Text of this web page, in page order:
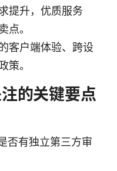
提升，优质服务
点。
客户端体验、跨设
策。
的关键要点
否有独立第三方审